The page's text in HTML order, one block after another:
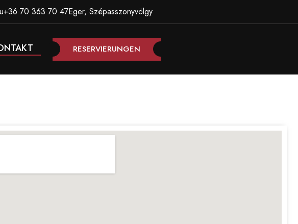
+36 70 363 70 47Eger, Szépasszonyvölgy
RESERVIERUNGEN